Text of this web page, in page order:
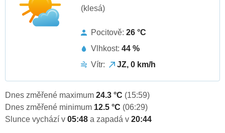
(klesá)
Pocitově: 26 °C
Vlhkost: 44 %
Vítr:
JZ, 0 km/h
Dnes změřené maximum 24.3 °C (15:59)
Dnes změřené minimum 12.5 °C (06:29)
Slunce vychází v 05:48 a zapadá v 20:44